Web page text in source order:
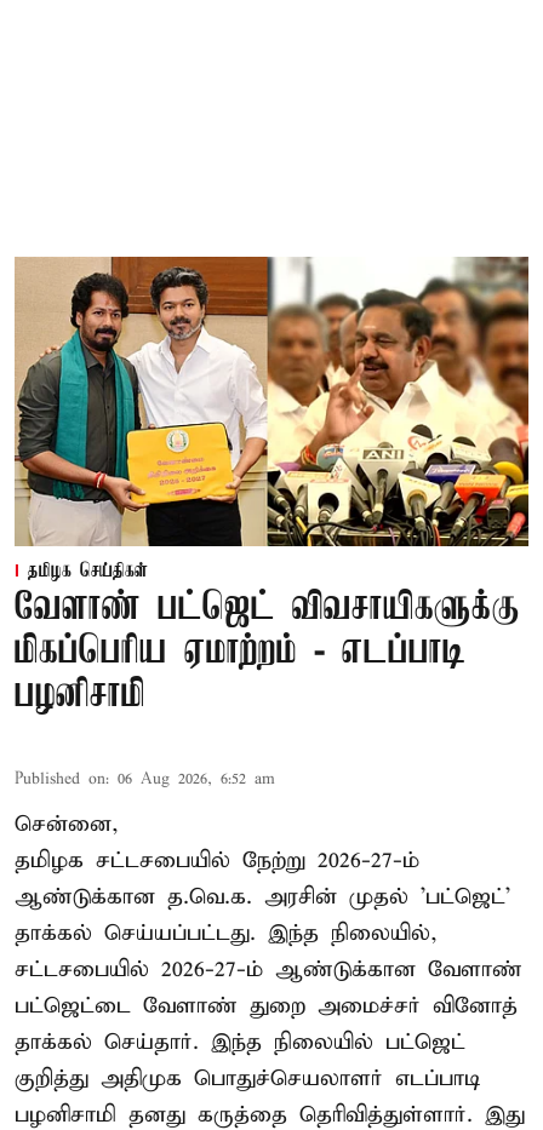
தமிழக செய்திகள்
வேளாண் பட்ஜெட் விவசாயிகளுக்கு
மிகப்பெரிய ஏமாற்றம் - எடப்பாடி
பழனிசாமி
Published on: 06 Aug 2026, 6:52 am
சென்னை,
தமிழக சட்டசபையில் நேற்று 2026-27-ம்
ஆண்டுக்கான த.வெ.க. அரசின் முதல் 'பட்ஜெட்'
தாக்கல் செய்யப்பட்டது. இந்த நிலையில்,
சட்டசபையில் 2026-27-ம் ஆண்டுக்கான வேளாண்
பட்ஜெட்டை வேளாண் துறை அமைச்சர் வினோத்
தாக்கல் செய்தார். இந்த நிலையில் பட்ஜெட்
குறித்து அதிமுக பொதுச்செயலாளர் எடப்பாடி
பழனிசாமி தனது கருத்தை தெரிவித்துள்ளார். இது